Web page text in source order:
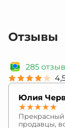
Отзывы
285
Юлия
★★★★★
продавцы,